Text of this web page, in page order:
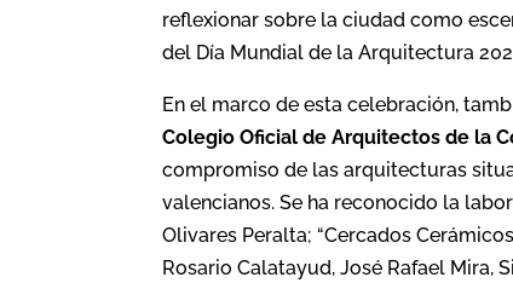
reflexionar sobre la ciudad como
del Día Mundial de la Arquitectura
En el marco de esta celebración,
Colegio Oficial de Arquitectos de la
compromiso de las arquitecturas
valencianos. Se ha reconocido la
Olivares Peralta; “Cercados
Rosario Calatayud, José Rafael Mira,